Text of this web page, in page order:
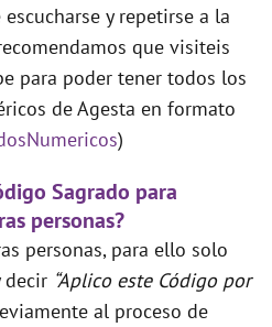
y repetirse a la
que visiteis
para poder tener todos los
de Agesta en formato
)
Sagrado para
personas?
personas, para ello solo
decir “Aplico este Código por
al proceso de